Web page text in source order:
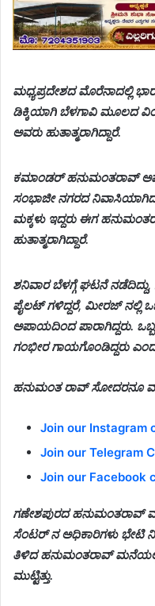
ಮಧ್ಯಪ್ರದೇಶದ ಮೊರೆನಾದಲ್ಲಿ
ಡಿಕ್ಕಿಯಾಗಿ ಬೆಳಗಾವಿ ಮೂಲದ
ಅವರು ಹುತಾತ್ಮರಾಗಿದ್ದಾರೆ.
ಕಮಾಂಡರ್ ಹನುಮಂತರಾವ್
ಸಂಭಾಜೀ ನಗರದ
ಮಕ್ಕಳು ಇದ್ದರು ಈಗ
ಹುತಾತ್ಮರಾಗಿದ್ದಾರೆ.
ಶನಿವಾರ ಬೆಳಗ್ಗೆ ಘಟನೆ
ಪೈಲಟ್ ಗಳಿದ್ದರೆ, ಮೀರಜ್ ನಲ್ಲಿ
ಅಪಾಯದಿಂದ ಪಾರಾಗಿದ್ದರು.
ಗಂಭೀರ ಗಾಯಗೊಂಡಿದ್ದರು
ಹನುಮಂತ ರಾವ್ ಸೋದರನೂ
Join our Instagram
Join our Telegram
Join our Facebook
ಗಣೇಶಪುರದ
ಸೆಂಟರ್‌ ನ ಅಧಿಕಾರಿಗಳು ಭೇಟಿ
ತಿಳಿದ ಹನುಮಂತರಾವ್ ಮನೆಯಲ್ಲಿ
ಮುಟ್ಟಿತ್ತು.